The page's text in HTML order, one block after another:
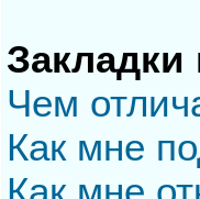
Чем
Как мне